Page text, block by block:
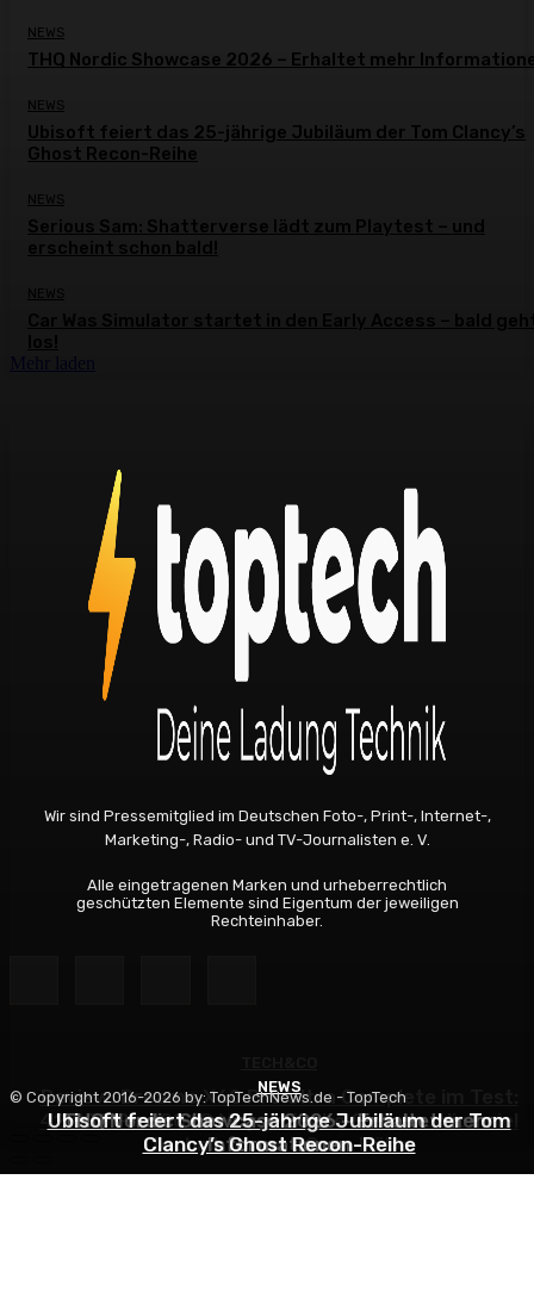
Review: Dreame X60 Pro Ultra Complete im Test:
42.000 Pa, 100 °C Moppwäsche & erstaunlich viel
Technik in nur 8,9 cm Höhe
NEWS
THQ Nordic Showcase 2026 – Erhaltet mehr
Informationen
NEWS
Ubisoft feiert das 25-jährige Jubiläum der Tom
Clancy’s Ghost Recon-Reihe
NEWS
THQ Nordic Showcase 2026 – Erhaltet mehr
NEWS
Ubisoft feiert das 25-jährige Jubiläum der Tom Clancy’s
Ghost Recon-Reihe
NEWS
Serious Sam: Shatterverse lädt zum Playtest – und
erscheint schon bald!
Wir sind Pressemitglied im Deutschen Foto-, Print-, Internet-,
Marketing-, Radio- und TV-Journalisten e. V.
Alle eingetragenen Marken und urheberrechtlich
geschützten Elemente sind Eigentum der jeweiligen
Rechteinhaber.
© Copyright 2016-2026 by: TopTechNews.de - TopTech